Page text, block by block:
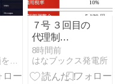
７号 ３回目の
代理制
御-7.01% ―
8時間前
はなブックス発電所